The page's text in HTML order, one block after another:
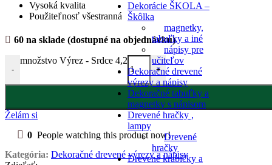
Dekorácie ŠKOLA –
Škôlka
magnetky,
tabuľky a iné
nápisy pre
učiteľov
Dekoračné drevené
výrezy a nápisy
Dekoračné tabuľky a
magnetky s nápisom
Drevené hračky ,
lampy
Drevené
hračky
Drevené krabičky a
Vysoká kvalita
Použiteľnosť všestranná
60 na sklade (dostupné na objednávku)
-
množstvo Výrez - Srdce 4,2
+
Želám si
0 People watching this product now!
Kategória: Dekoračné drevené výrezy a nápisy